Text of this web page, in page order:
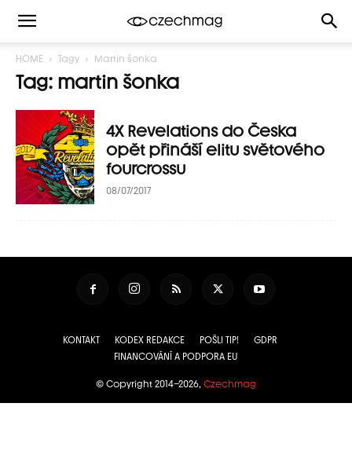
HOME Tagy Martin šonka
Tag: martin šonka
4X Revelations do Česka
opět přináší elitu světového
fourcrossu
08/07/2017
KONTAKT KODEX REDAKCE POŠLI TIP!
GDPR
FINANCOVÁNÍ A PODPORA EU
© Copyright 2014–2026, Czechmag